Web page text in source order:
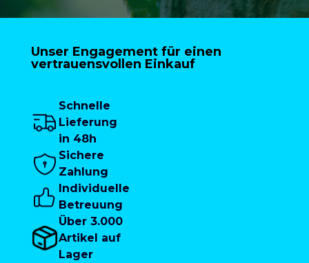
Unser Engagement für einen
vertrauensvollen Einkauf
Schnelle
Lieferung
in 48h
Sichere
Zahlung
Individuelle
Betreuung
Über 3.000
Artikel auf
Lager